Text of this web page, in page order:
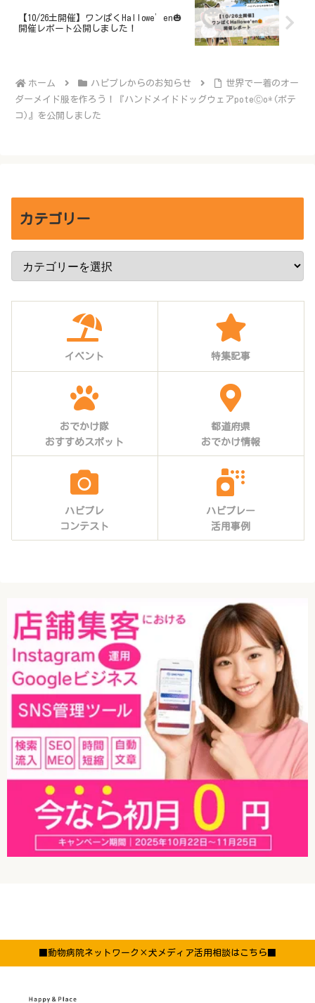
【10/26土開催】ワンぱくHallowe’en🎃
開催レポート公開しました！
ホーム ハピプレからのお知らせ
世界で一着のオー
ダーメイド服を作ろう！『ハンドメイドドッグウェアpoteⒸo*(ポテ
コ)』を公開しました
カテゴリー
イベント 特集記事
おでかけ隊
おすすめスポット
都道府県
おでかけ情報
ハピプレ
コンテスト
ハピプレー
活用事例
■動物病院ネットワーク×犬メディア活用相談はこちら■